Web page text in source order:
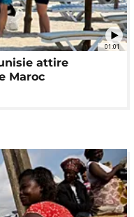
01:01
attire
Maroc